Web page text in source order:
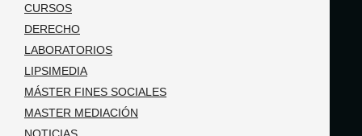
CURSOS
DERECHO
LABORATORIOS
LIPSIMEDIA
MÁSTER FINES SOCIALES
MASTER MEDIACIÓN